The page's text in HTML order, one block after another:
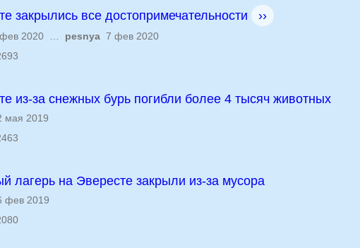
закрылись все достопримечательности ››
2020 … pesnya 7 фев 2020
из-за снежных бурь погибли более 4 тысяч животных
мая 2019
лагерь на Эвересте закрыли из-за мусора
фев 2019